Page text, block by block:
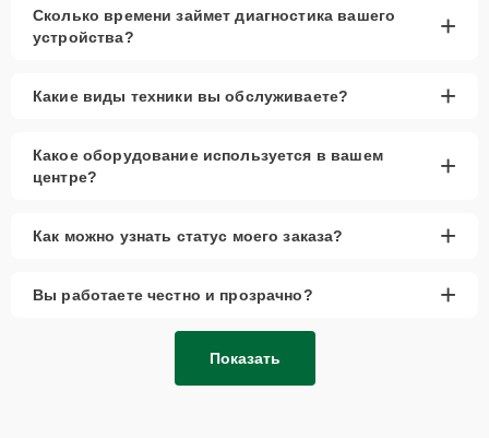
Сколько времени займет диагностика вашего
устройства?
+
Какие виды техники вы обслуживаете? +
Какое оборудование используется в вашем
центре?
+
Как можно узнать статус моего заказа? +
Вы работаете честно и прозрачно? +
Показать